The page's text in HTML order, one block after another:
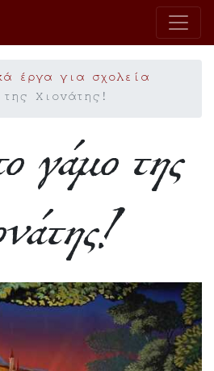
έργα για σχολεία
Χιονάτης!
γάμο της